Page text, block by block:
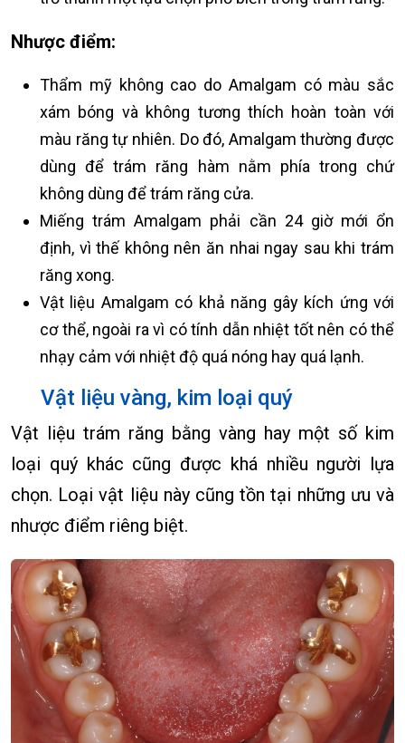
Nhược điểm:
Thẩm mỹ không cao do Amalgam có màu sắc
xám bóng và không tương thích hoàn toàn với
màu răng tự nhiên. Do đó, Amalgam thường được
dùng để trám răng hàm nằm phía trong chứ
không dùng để trám răng cửa.
Miếng trám Amalgam phải cần 24 giờ mới ổn
định, vì thế không nên ăn nhai ngay sau khi trám
răng xong.
Vật liệu Amalgam có khả năng gây kích ứng với
cơ thể, ngoài ra vì có tính dẫn nhiệt tốt nên có thể
nhạy cảm với nhiệt độ quá nóng hay quá lạnh.
Vật liệu vàng, kim loại quý
Vật liệu trám răng bằng vàng hay một số kim
loại quý khác cũng được khá nhiều người lựa
chọn. Loại vật liệu này cũng tồn tại những ưu và
nhược điểm riêng biệt.